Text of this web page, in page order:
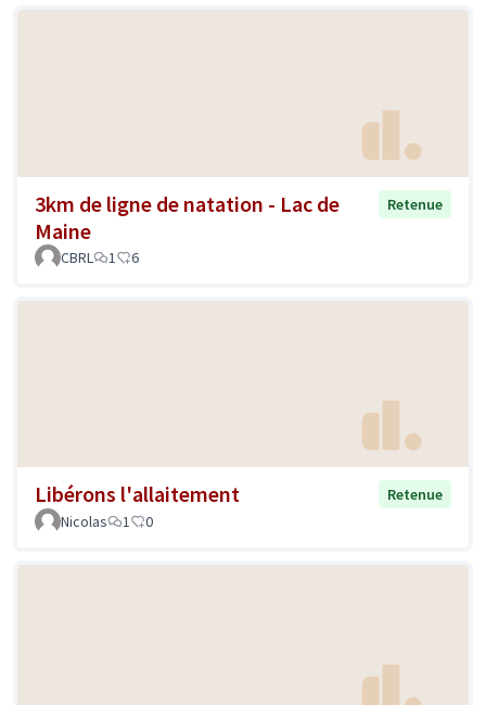
3km de ligne de natation - Lac de
Maine
Retenue
CBRL 1 6
Libérons l'allaitement
Retenue
Nicolas
1 0